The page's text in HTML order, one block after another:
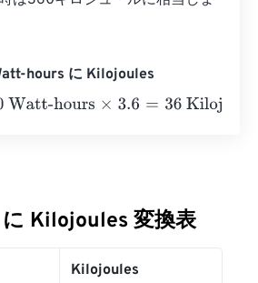
hours に Kilojoules
hours×3.6=36 Kilojoules
Kilojoules 変換表
Kilojoules